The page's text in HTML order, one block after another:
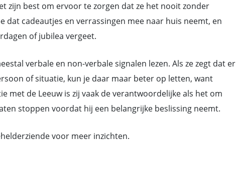
zijn best om ervoor te zorgen dat ze het nooit zonder
dat cadeautjes en verrassingen mee naar huis neemt, en
of jubilea vergeet.
verbale en non-verbale signalen lezen. Als ze zegt dat er
of situatie, kun je daar maar beter op letten, want
met de Leeuw is zij vaak de verantwoordelijke als het om
stoppen voordat hij een belangrijke beslissing neemt.
voor meer inzichten.